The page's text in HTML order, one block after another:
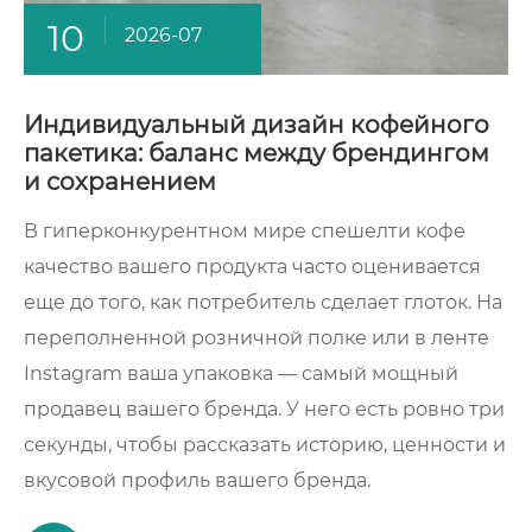
10 2026-07
Индивидуальный дизайн кофейного
пакетика: баланс между брендингом
и сохранением
В гиперконкурентном мире спешелти кофе
качество вашего продукта часто оценивается
еще до того, как потребитель сделает глоток. На
переполненной розничной полке или в ленте
Instagram ваша упаковка — самый мощный
продавец вашего бренда. У него есть ровно три
секунды, чтобы рассказать историю, ценности и
вкусовой профиль вашего бренда.